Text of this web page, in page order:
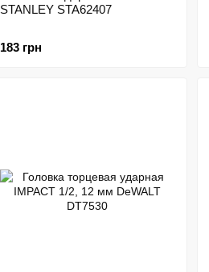
STANLEY STA62407
183 грн